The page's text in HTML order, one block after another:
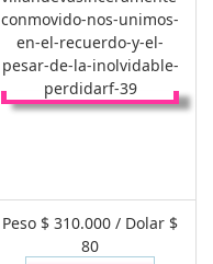
Peso $ 310.000 / Dolar $
80